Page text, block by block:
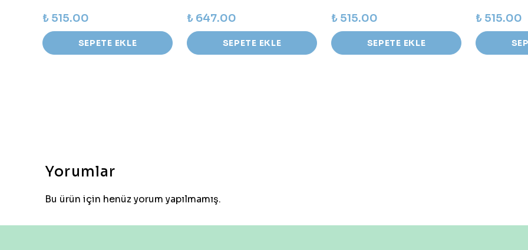
₺ 515.00
SEPETE EKLE
₺ 647.00
SEPETE EKLE
₺ 515.00
SEPETE EKLE
₺ 515.00
Yorumlar
Bu ürün için henüz yorum yapılmamış.